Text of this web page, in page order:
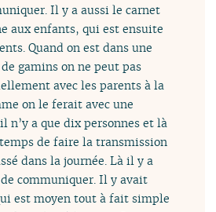
Il y a aussi le carnet
aux enfants, qui est ensuite
Quand on est dans une
gamins on ne peut pas
avec les parents à la
on le ferait avec une
n’y a que dix personnes et là
de faire la transmission
dans la journée. Là il y a
communiquer. Il y avait
est moyen tout à fait simple